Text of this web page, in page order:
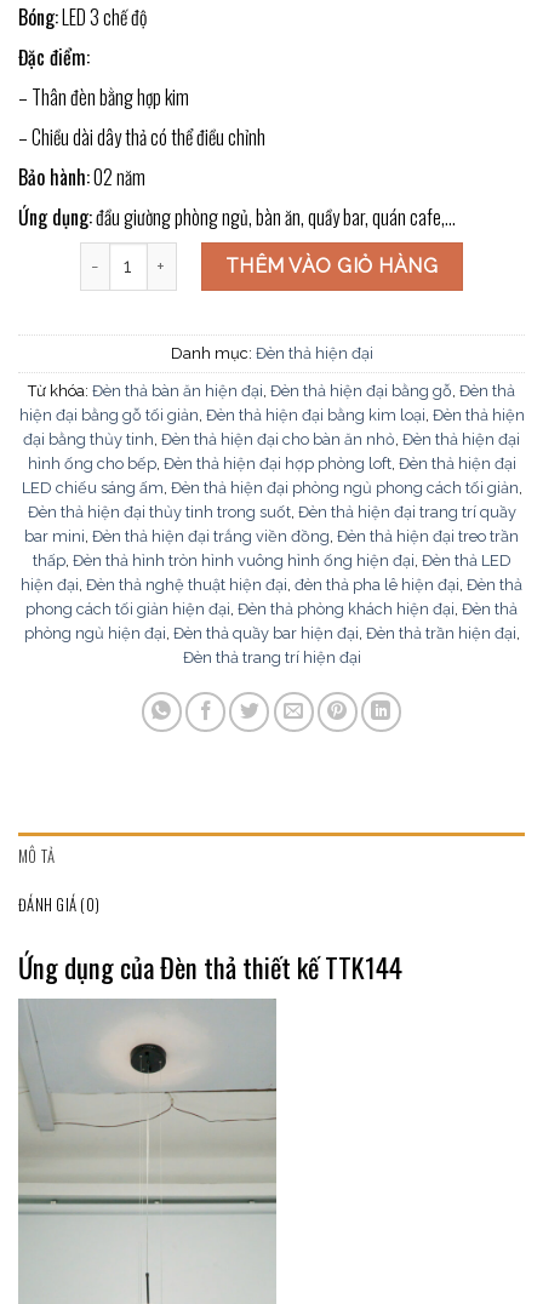
Bóng:LED 3 chế độ
Đặc điểm:
– Thân đèn bằng hợp kim
– Chiều dài dây thả có thể điều chỉnh
Bảo hành:02 năm
Ứng dụng:đầu giường phòng ngủ, bàn ăn, quầy bar, quán cafe,…
Đèn thả thiết kế TTK144 số lượng
THÊM VÀO GIỎ HÀNG
Danh mục: Đèn thả hiện đại
Từ khóa: Đèn thả bàn ăn hiện đại, Đèn thả hiện đại bằng gỗ, Đèn thả
hiện đại bằng gỗ tối giản, Đèn thả hiện đại bằng kim loại, Đèn thả hiện
đại bằng thủy tinh, Đèn thả hiện đại cho bàn ăn nhỏ, Đèn thả hiện đại
hình ống cho bếp, Đèn thả hiện đại hợp phòng loft, Đèn thả hiện đại
LED chiếu sáng ấm, Đèn thả hiện đại phòng ngủ phong cách tối giản,
Đèn thả hiện đại thủy tinh trong suốt, Đèn thả hiện đại trang trí quầy
bar mini, Đèn thả hiện đại trắng viền đồng, Đèn thả hiện đại treo trần
thấp, Đèn thả hình tròn hình vuông hình ống hiện đại, Đèn thả LED
hiện đại, Đèn thả nghệ thuật hiện đại, đèn thả pha lê hiện đại, Đèn thả
phong cách tối giản hiện đại, Đèn thả phòng khách hiện đại, Đèn thả
phòng ngủ hiện đại, Đèn thả quầy bar hiện đại, Đèn thả trần hiện đại,
Đèn thả trang trí hiện đại
MÔ TẢ
ĐÁNH GIÁ (0)
Ứng dụng của Đèn thả thiết kế TTK144